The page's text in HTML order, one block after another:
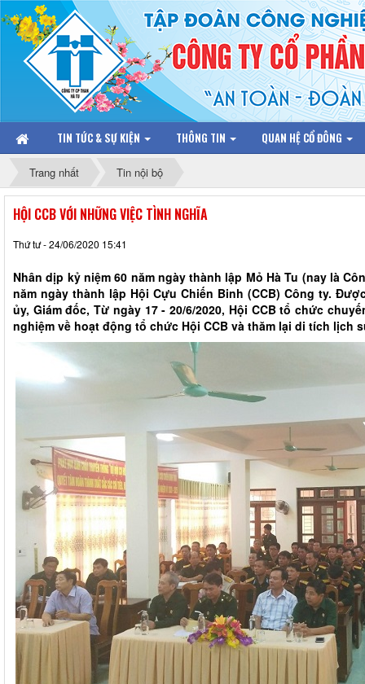
TIN TỨC & SỰ KIỆN THÔNG TIN QUAN HỆ CỔ ĐÔNG
Trang nhất Tin nội bộ
HỘI CCB VỚI NHỮNG VIỆC TÌNH NGHĨA
Thứ tư - 24/06/2020 15:41
Nhân dịp kỷ niệm 60 năm ngày thành lập Mỏ Hà Tu (nay là
năm ngày thành lập Hội Cựu Chiến Binh (CCB) Công ty.
ủy, Giám đốc, Từ ngày 17 - 20/6/2020, Hội CCB tổ chức
nghiệm về hoạt động tổ chức Hội CCB và thăm lại di tích lịch